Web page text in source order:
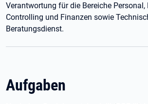
Verantwortung für die Bereiche Personal,
Controlling und Finanzen sowie
Beratungsdienst.
Aufgaben